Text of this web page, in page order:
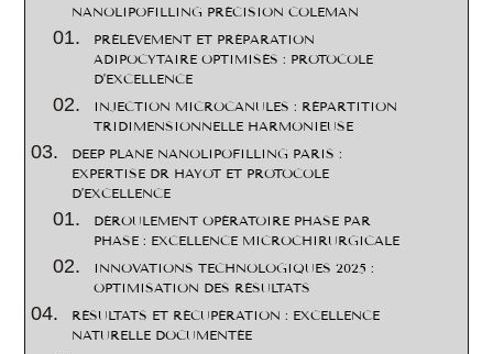
NANOLIPOFILLING PRÉCISION COLEMAN
PRÉLÈVEMENT ET PRÉPARATION
ADIPOCYTAIRE OPTIMISÉS : PROTOCOLE
D’EXCELLENCE
INJECTION MICROCANULES : RÉPARTITION
TRIDIMENSIONNELLE HARMONIEUSE
DEEP PLANE NANOLIPOFILLING PARIS :
EXPERTISE DR HAYOT ET PROTOCOLE
D’EXCELLENCE
DÉROULEMENT OPÉRATOIRE PHASE PAR
PHASE : EXCELLENCE MICROCHIRURGICALE
INNOVATIONS TECHNOLOGIQUES 2025 :
OPTIMISATION DES RÉSULTATS
RÉSULTATS ET RÉCUPÉRATION : EXCELLENCE
NATURELLE DOCUMENTÉE